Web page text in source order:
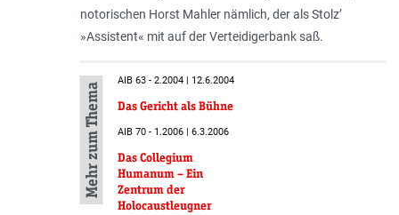
notorischen Horst Mahler nämlich, der als Stolz’
»Assistent« mit auf der Verteidigerbank saß.
Mehr zum Thema
AIB 63 - 2.2004 | 12.6.2004
Das Gericht als Bühne
AIB 70 - 1.2006 | 6.3.2006
Das Collegium
Humanum – Ein
Zentrum der
Holocaustleugner